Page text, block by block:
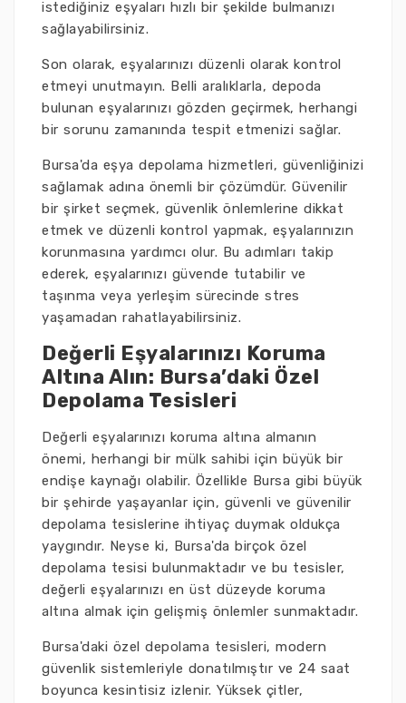
istediğiniz eşyaları hızlı bir şekilde bulmanızı
sağlayabilirsiniz.
Son olarak, eşyalarınızı düzenli olarak kontrol
etmeyi unutmayın. Belli aralıklarla, depoda
bulunan eşyalarınızı gözden geçirmek, herhangi
bir sorunu zamanında tespit etmenizi sağlar.
Bursa'da eşya depolama hizmetleri, güvenliğinizi
sağlamak adına önemli bir çözümdür. Güvenilir
bir şirket seçmek, güvenlik önlemlerine dikkat
etmek ve düzenli kontrol yapmak, eşyalarınızın
korunmasına yardımcı olur. Bu adımları takip
ederek, eşyalarınızı güvende tutabilir ve
taşınma veya yerleşim sürecinde stres
yaşamadan rahatlayabilirsiniz.
Değerli Eşyalarınızı Koruma
Altına Alın: Bursa’daki Özel
Depolama Tesisleri
Değerli eşyalarınızı koruma altına almanın
önemi, herhangi bir mülk sahibi için büyük bir
endişe kaynağı olabilir. Özellikle Bursa gibi büyük
bir şehirde yaşayanlar için, güvenli ve güvenilir
depolama tesislerine ihtiyaç duymak oldukça
yaygındır. Neyse ki, Bursa'da birçok özel
depolama tesisi bulunmaktadır ve bu tesisler,
değerli eşyalarınızı en üst düzeyde koruma
altına almak için gelişmiş önlemler sunmaktadır.
Bursa'daki özel depolama tesisleri, modern
güvenlik sistemleriyle donatılmıştır ve 24 saat
boyunca kesintisiz izlenir. Yüksek çitler,